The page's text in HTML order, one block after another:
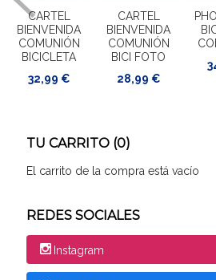
TU CARRITO (0)
El carrito de la compra está vacío
REDES SOCIALES
Instagram
CARTEL
BIENVENIDA
COMUNIÓN
BICICLETA
32,99 €
CARTEL
BIENVENIDA
COMUNIÓN
BICI FOTO
28,99 €